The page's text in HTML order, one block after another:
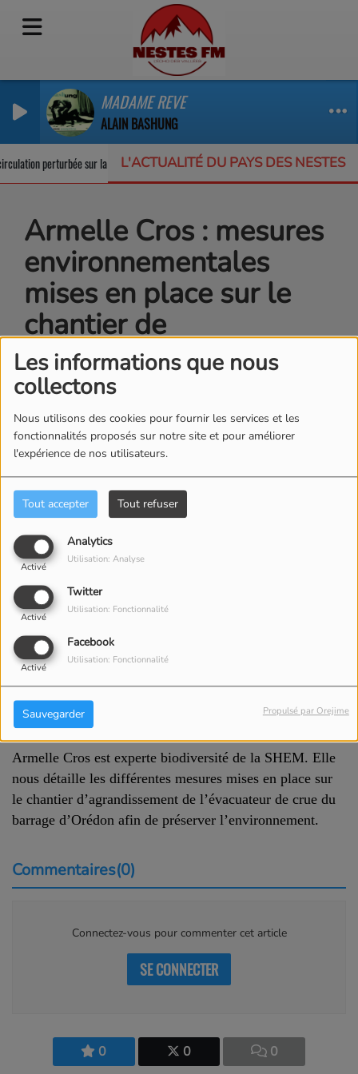
Les informations que nous
collectons
Nous utilisons des cookies pour fournir les services et les
fonctionnalités proposés sur notre site et pour améliorer
l'expérience de nos utilisateurs.
Tout accepter Tout refuser
Analytics
Activé
Utilisation: Analyse
Twitter
Activé
Utilisation: Fonctionnalité
Facebook
Activé
Utilisation: Fonctionnalité
Sauvegarder Propulsé par Orejime
MADAME REVE
ALAIN BASHUNG
L'ACTUALITÉ DU PAYS DES NESTES
perturbée sur la RD123 Un appel à projets pour protéger la
Armelle Cros : mesures
environnementales
mises en place sur le
chantier de
l’agrandissement de
l’évacuateur de crue du
barrage d’Orédon
0 0 0
25 JUIN 2026
Écouter le podcast Télécharger le podcast
Armelle Cros est experte biodiversité de la SHEM. Elle
nous détaille les différentes mesures mises en place sur
le chantier d’agrandissement de l’évacuateur de crue du
barrage d’Orédon afin de préserver l’environnement.
Commentaires(0)
Connectez-vous pour commenter cet article
SE CONNECTER